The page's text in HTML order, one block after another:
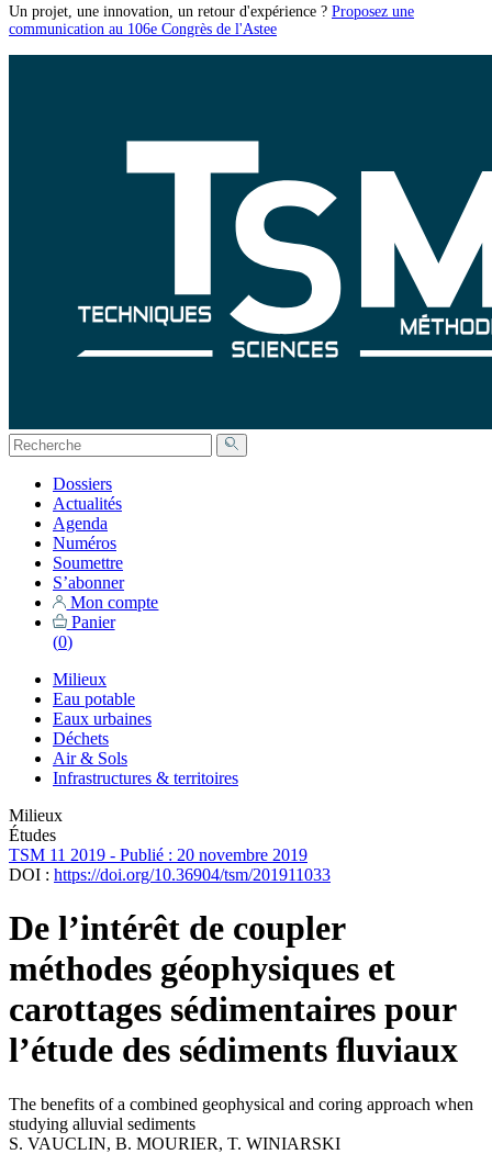
Un projet, une innovation, un retour d'expérience ? Proposez une
communication au 106e Congrès de l'Astee
Dossiers
Actualités
Agenda
Numéros
Soumettre
S’abonner
Mon compte
Panier
(0)
Milieux
Eau potable
Eaux urbaines
Déchets
Air & Sols
Infrastructures & territoires
Milieux
Études
TSM 11 2019 - Publié : 20 novembre 2019
DOI : https://doi.org/10.36904/tsm/201911033
De l’intérêt de coupler
méthodes géophysiques et
carottages sédimentaires pour
l’étude des sédiments ﬂuviaux
The benefits of a combined geophysical and coring approach when
studying alluvial sediments
S. VAUCLIN, B. MOURIER, T. WINIARSKI